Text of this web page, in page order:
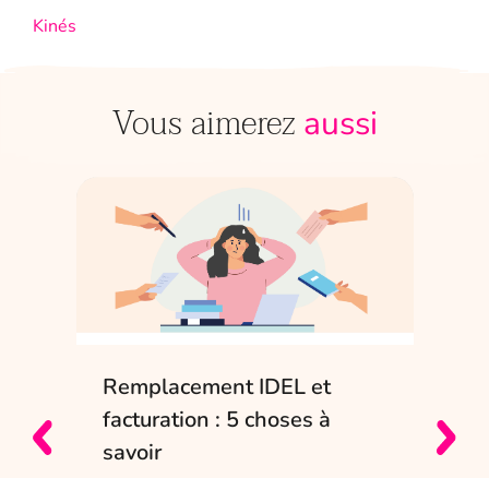
Kinés
Vous aimerez aussi
Remplacement IDEL et
facturation : 5 choses à
savoir